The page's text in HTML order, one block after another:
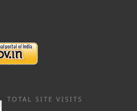
TOTAL SITE VISITS